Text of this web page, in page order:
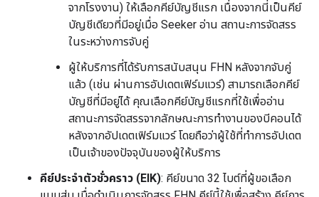
จากโรงงาน) ให้เลือกคีย์บัญชีแรก เนื่องจากนี่เป็นคีย์
บัญชีเดียวที่มีอยู่เมื่อ Seeker อ่าน สถานะการจัดสรร
ในระหว่างการจับคู่
ผู้ให้บริการที่ได้รับการสนับสนุน FHN หลังจากจับคู่
แล้ว (เช่น ผ่านการอัปเดตเฟิร์มแวร์) สามารถเลือกคีย์
บัญชีที่มีอยู่ได้ คุณเลือกคีย์บัญชีแรกที่ใช้เพื่ออ่าน
สถานะการจัดสรรจากลักษณะการทำงานของบีคอนได้
หลังจากอัปเดตเฟิร์มแวร์ โดยถือว่าผู้ใช้ที่ทำการอัปเดต
เป็นเจ้าของปัจจุบันของผู้ให้บริการ
คีย์ประจำตัวชั่วคราว (EIK): คีย์ขนาด 32 ไบต์ที่ผู้ขอเลือก